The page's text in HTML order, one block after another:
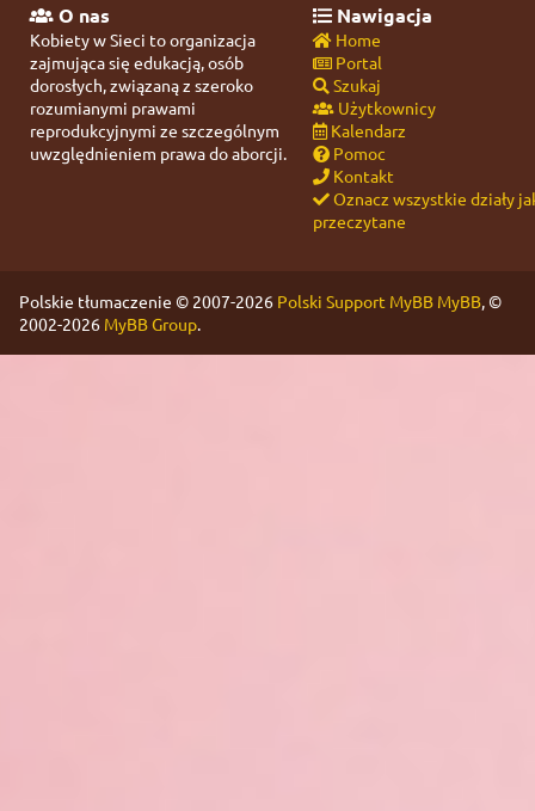
O nas
Kobiety w Sieci to organizacja
zajmująca się edukacją, osób
dorosłych, związaną z szeroko
rozumianymi prawami
reprodukcyjnymi ze szczególnym
uwzględnieniem prawa do aborcji.
Nawigacja
Home
Portal
Szukaj
Użytkownicy
Kalendarz
Pomoc
Kontakt
Oznacz wszystkie działy
przeczytane
Polskie tłumaczenie © 2007-2026 Polski Support MyBB MyBB, ©
2002-2026 MyBB Group.